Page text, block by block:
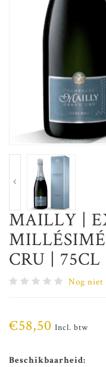
MAILLY |
CRU |
Nog niet
€58,50 Incl. btw
Beschikbaarheid: